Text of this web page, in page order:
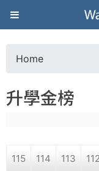
葳
格
高
o
Home
升學金榜
115 114 113 112